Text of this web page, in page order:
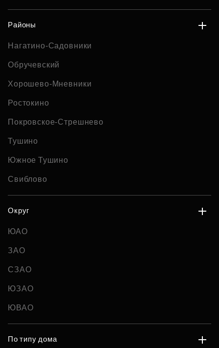
Районы
Нагатино-Садовники
Обручевский
Хорошево-Мневники
Ростокино
Покровское-Стрешнево
Тушино
Южное Тушино
Свиблово
Округ
ЮАО
ЗАО
СЗАО
ЮЗАО
ЮВАО
По типу дома